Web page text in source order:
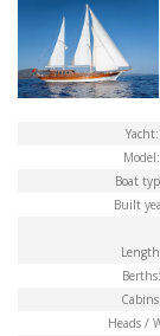
Yacht:
Model:
Boat
Built
Berths:
Cabins:
Heads /